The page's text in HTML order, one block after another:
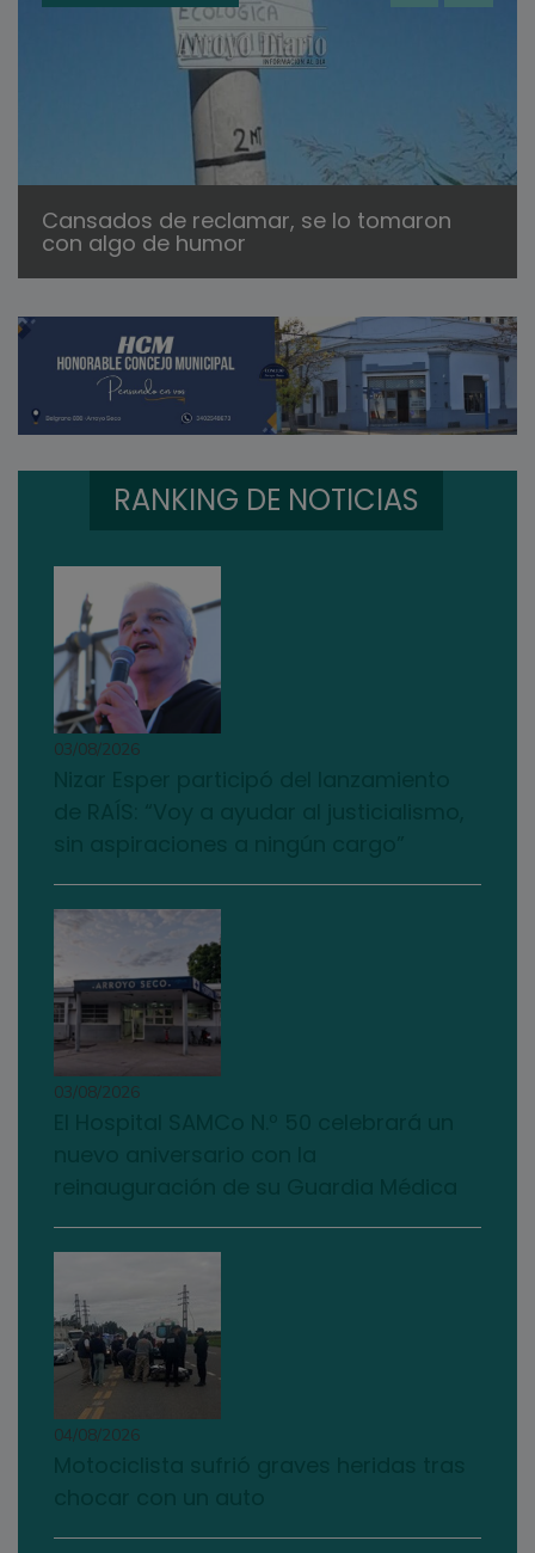
Cansados de reclamar, se lo tomaron
con algo de humor
RANKING DE NOTICIAS
03/08/2026
03/08/2026
04/08/2026